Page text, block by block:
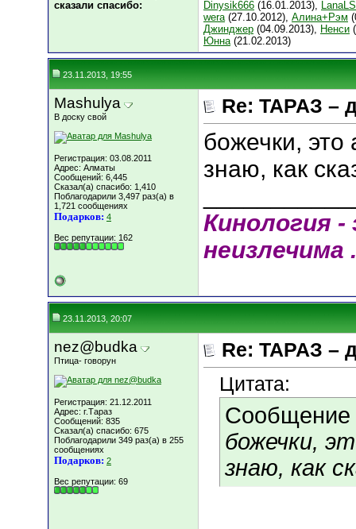
сказали cпасибо:
Dinysik666 (16.01.2013),
wera(27.10.2012), Алина+Рэм
Джинджер (04.09.2013), Ненси
Юнна(21.02.2013)
23.11.2013, 19:55
Mashulya
В доску свой
Регистрация: 03.08.2011
Адрес: Алматы
Сообщений: 6,445
Сказал(а) спасибо: 1,410
Поблагодарили 3,497 раз(а) в
1,721 сообщениях
Подарков: 4
Вес репутации: 162
Re: ТАРАЗ –
божечки,
знаю, как
Кинология -
неизлечима
23.11.2013, 20:07
nez@budka
Птица- говорун
Регистрация: 21.12.2011
Адрес: г.Тараз
Сообщений: 835
Сказал(а) спасибо: 675
Поблагодарили 349 раз(а) в 255
сообщениях
Подарков: 2
Вес репутации: 69
Re: ТАРАЗ –
Цитата:
Сообщение
божечки,
знаю, как